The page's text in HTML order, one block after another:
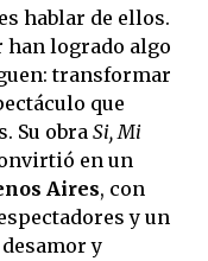
hablar de ellos.
han logrado algo
transformar
que
Su obra Si, Mi
en un
Aires, con
y un
y